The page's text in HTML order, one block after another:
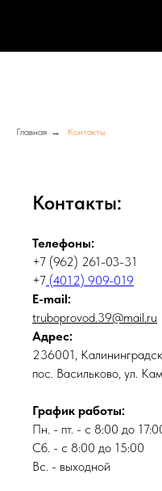
Главная → Контакты
Контакты:
Телефоны:
+7 (962) 261-03-31
+7 (4012) 909-019
E-mail:
truboprovod.39@mail.ru
Адрес:
236001,
пос. Васильково, ул.
График работы:
Пн. - пт. - с 8:00 до
Сб. - с 8:00 до 15:00
Вс. - выходной